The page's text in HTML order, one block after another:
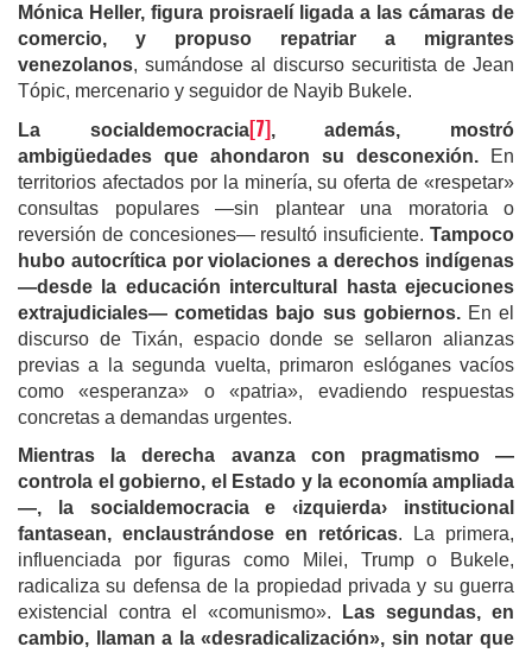
Mónica Heller, figura proisraelí ligada a las cámaras de
comercio, y propuso repatriar a migrantes
venezolanos, sumándose al discurso securitista de Jean
Tópic, mercenario y seguidor de Nayib Bukele.
La socialdemocracia[7], además, mostró
ambigüedades que ahondaron su desconexión.
En
territorios afectados por la minería, su oferta de «respetar»
consultas populares —sin plantear una moratoria o
reversión de concesiones— resultó insuficiente. Tampoco
hubo autocrítica por violaciones a derechos indígenas
—desde la educación intercultural hasta ejecuciones
extrajudiciales— cometidas bajo sus gobiernos.En el
discurso de Tixán, espacio donde se sellaron alianzas
previas a la segunda vuelta, primaron eslóganes vacíos
como «esperanza» o «patria», evadiendo respuestas
concretas a demandas urgentes.
Mientras la derecha avanza con pragmatismo —
controla el gobierno, el Estado y la economía ampliada
—, la socialdemocracia e ‹izquierda› institucional
fantasean, enclaustrándose en retóricas. La primera,
influenciada por figuras como Milei, Trump o Bukele,
radicaliza su defensa de la propiedad privada y su guerra
existencial contra el «comunismo».
Las segundas, en
cambio, llaman a la «desradicalización», sin notar que